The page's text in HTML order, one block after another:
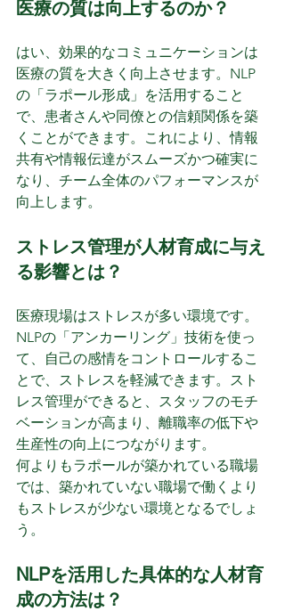
医療の質は向上するのか？
はい、効果的なコミュニケーションは
医療の質を大きく向上させます。NLP
の「ラポール形成」を活用すること
で、患者さんや同僚との信頼関係を築
くことができます。これにより、情報
共有や情報伝達がスムーズかつ確実に
なり、チーム全体のパフォーマンスが
向上します。
ストレス管理が人材育成に与え
る影響とは？
医療現場はストレスが多い環境です。
NLPの「アンカーリング」技術を使っ
て、自己の感情をコントロールするこ
とで、ストレスを軽減できます。スト
レス管理ができると、スタッフのモチ
ベーションが高まり、離職率の低下や
生産性の向上につながります。
何よりもラポールが築かれている職場
では、築かれていない職場で働くより
もストレスが少ない環境となるでしょ
う。
NLPを活用した具体的な人材育
成の方法は？